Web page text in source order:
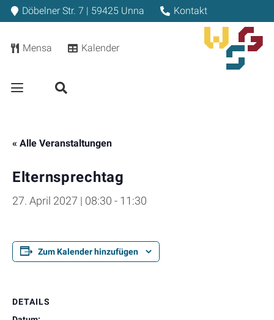
Döbelner Str. 7 | 59425 Unna Kontakt
Mensa Kalender
« Alle Veranstaltungen
Elternsprechtag
27. April 2027 | 08:30 - 11:30
Zum Kalender hinzufügen
DETAILS